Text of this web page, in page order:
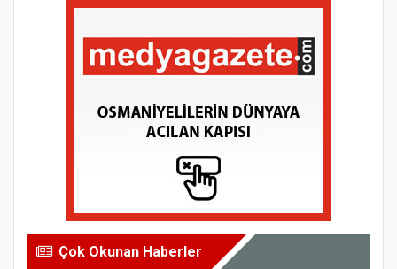
Çok Okunan Haberler